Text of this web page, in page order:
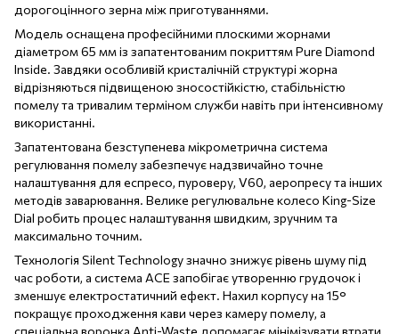
дорогоцінного зерна між приготуваннями.
Модель оснащена професійними плоскими жорнами
діаметром 65 мм із запатентованим покриттям Pure Diamond
Inside. Завдяки особливій кристалічній структурі жорна
відрізняються підвищеною зносостійкістю, стабільністю
помелу та тривалим терміном служби навіть при інтенсивному
використанні.
Запатентована безступенева мікрометрична система
регулювання помелу забезпечує надзвичайно точне
налаштування для еспресо, пуроверу, V60, аеропресу та інших
методів заварювання. Велике регулювальне колесо King-Size
Dial робить процес налаштування швидким, зручним та
максимально точним.
Технологія Silent Technology значно знижує рівень шуму під
час роботи, а система ACE запобігає утворенню грудочок і
зменшує електростатичний ефект. Нахил корпусу на 15°
покращує проходження кави через камеру помелу, а
спеціальна воронка Anti-Waste допомагає мінімізувати втрати